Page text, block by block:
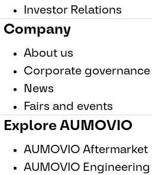
Investor Relations
Company
About us
Corporate governance
News
Fairs and events
Explore AUMOVIO
AUMOVIO Aftermarket
AUMOVIO